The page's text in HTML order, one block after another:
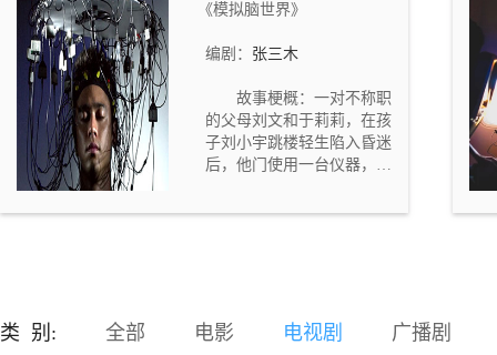
川一直暗恋着郭艳。刘国强
是因为父亲住院，需要大笔
自己平时很不喜欢的暴发户
同学（马延川）借钱。结
果，刘国强觉得越来越不
爽，他对借钱这事儿感到后
《模拟脑世界》
编剧： 张三木
故事梗概：一对不称职
的父母刘文和于莉莉，在孩
子刘小宇跳楼轻生陷入昏迷
后，他门使用一台仪器，进
的意识消失之前，重新唤醒
随着社会的发展，家长们望
子成龙的心情越来越迫切，
类 别: 全部 电影 电视剧
广播剧